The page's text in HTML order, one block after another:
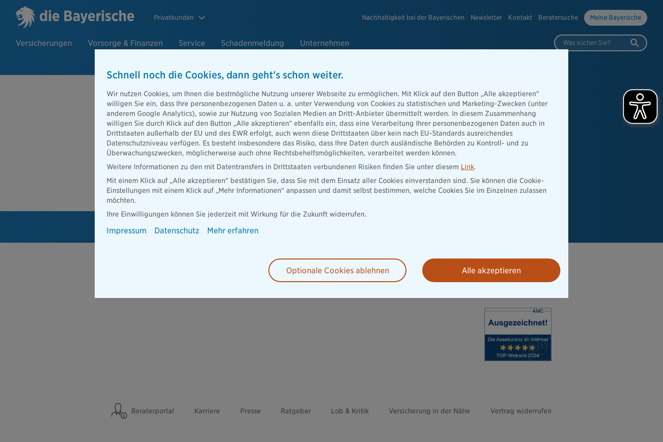
Privatkunden Nachhaltigkeit bei der Bayerischen Newsletter Kontakt Beratersuche Meine Bayerische
Versicherungen Vorsorge & Finanzen Service Schadenmeldung Unternehmen Was suchen Sie?
Beratersuche
PLZ oder Ort Berater
Beratersuche
PLZ oder Ort
Berater finden
Beraterportal Karriere Presse Ratgeber Lob & Kritik Versicherung in der Nähe Vertrag widerrufen
Schnell noch die Cookies, dann geht's schon weiter.
Wir nutzen Cookies, um Ihnen die bestmögliche Nutzung unserer Webseite zu ermöglichen. Mit Klick auf den Button „Alle akzeptieren"
willigen Sie ein, dass Ihre personenbezogenen Daten u. a. unter Verwendung von Cookies zu statistischen und Marketing-Zwecken (unter
anderem Google Analytics), sowie zur Nutzung von Sozialen Medien an Dritt-Anbieter übermittelt werden. In diesem Zusammenhang
willigen Sie durch Klick auf den Button „Alle akzeptieren" ebenfalls ein, dass eine Verarbeitung Ihrer personenbezogenen Daten auch in
Drittstaaten außerhalb der EU und des EWR erfolgt, auch wenn diese Drittstaaten über kein nach EU-Standards ausreichendes
Datenschutzniveau verfügen. Es besteht insbesondere das Risiko, dass Ihre Daten durch ausländische Behörden zu Kontroll- und zu
Überwachungszwecken, möglicherweise auch ohne Rechtsbehelfsmöglichkeiten, verarbeitet werden können.
Weitere Informationen zu den mit Datentransfers in Drittstaaten verbundenen Risiken finden Sie unter diesem Link.
Mit einem Klick auf „Alle akzeptieren" bestätigen Sie, dass Sie mit dem Einsatz aller Cookies einverstanden sind. Sie können die Cookie-
Einstellungen mit einem Klick auf „Mehr Informationen" anpassen und damit selbst bestimmen, welche Cookies Sie im Einzelnen zulassen
möchten.
Ihre Einwilligungen können Sie jederzeit mit Wirkung für die Zukunft widerrufen.
Impressum Datenschutz Mehr erfahren
Optionale Cookies ablehnen Alle akzeptieren